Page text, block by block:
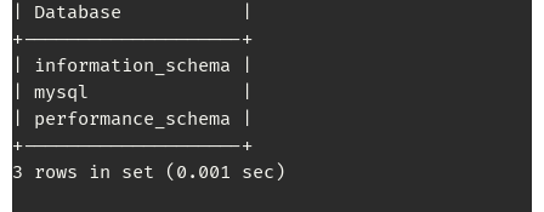
| Database           |
+--------------------+
| information_schema |
| mysql              |
| performance_schema |
+--------------------+
3 rows in set (0.001 sec)